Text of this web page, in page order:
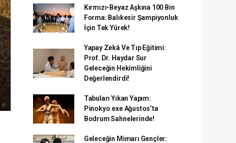
Kırmızı-Beyaz Aşkına 100 Bin
Forma: Balıkesir Şampiyonluk
İçin Tek Yürek!
Yapay Zekâ Ve Tıp Eğitimi:
Prof. Dr. Haydar Sur
Geleceğin Hekimliğini
Değerlendirdi!
Tabuları Yıkan Yapım:
Pinokyo.exe Ağustos’ta
Bodrum Sahnelerinde!
Geleceğin Mimarı Gençler: